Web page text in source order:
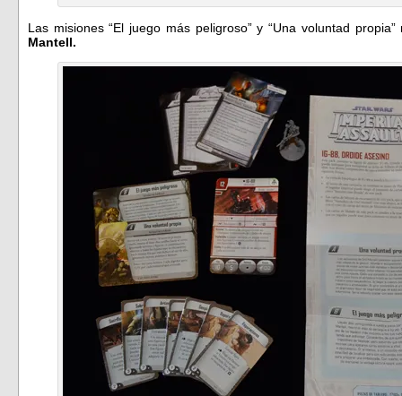
Las misiones “El juego más peligroso” y “Una voluntad
Mantell.